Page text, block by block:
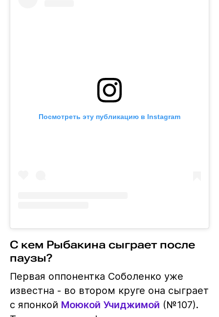
Посмотреть эту публикацию в Instagram
С кем Рыбакина сыграет после
паузы?
Первая оппонентка Соболенко уже
известна - во втором круге она сыграет
с японкой Моюкой Учиджимой (№107).